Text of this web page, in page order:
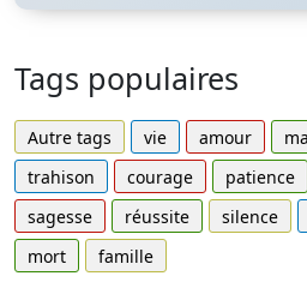
Tags populaires
Autre tags vie amour
trahison
courage patience
sagesse
réussite silence
mort
famille